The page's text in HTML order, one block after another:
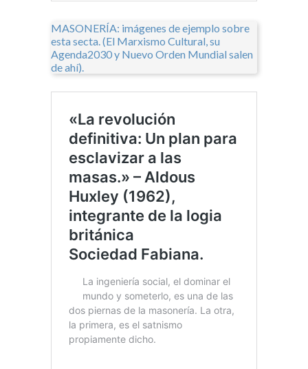
MASONERÍA: imágenes de ejemplo sobre
esta secta. (El Marxismo Cultural, su
Agenda2030 y Nuevo Orden Mundial salen
de ahí).